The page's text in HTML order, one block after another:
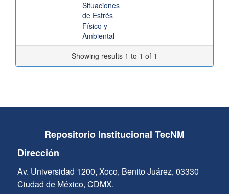
Situaciones
de Estrés
Físico y
Ambiental
Showing results 1 to 1 of 1
Repositorio Institucional TecNM
Dirección
Av. Universidad 1200, Xoco, Benito Juárez, 03330
Ciudad de México, CDMX.